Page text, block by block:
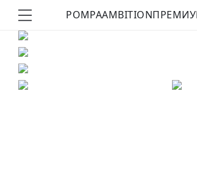
POMPAAMBITION КУПИТЬ